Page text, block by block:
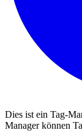
Dies ist ein Tag-
Manager können